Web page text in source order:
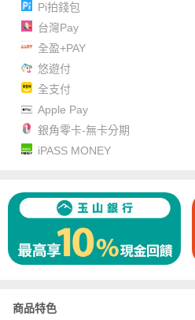
Pi拍錢包
台灣Pay
全盈+PAY
悠遊付
全支付
Apple Pay
銀角零卡-無卡分期
iPASS MONEY
商品特色